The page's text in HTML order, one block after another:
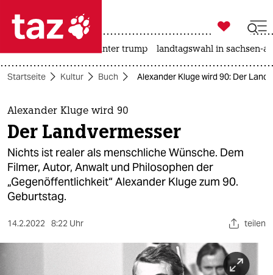
 taz zahl ich
taz zahl ich
themen
politik
öko
gesellschaft
kultur
sport

taz zahl ich
usa unter trump landtagswahl in sachsen-
Startseite Kultur Buch Alexander Kluge wird 90: Der
Alexander Kluge wird 90
Der Landvermesser
Nichts ist realer als menschliche Wünsche. Dem
Filmer, Autor, Anwalt und Philosophen der
„Gegenöffentlichkeit“ Alexander Kluge zum 90.
Geburtstag.
14.2.2022 8:22 Uhr teilen